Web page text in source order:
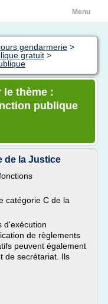
Menu
gendarmerie >
gratuit >
thème :
publique
de la Justice
catégorie C de la
d'exécution
de règlements
peuvent également
de secrétariat. Ils